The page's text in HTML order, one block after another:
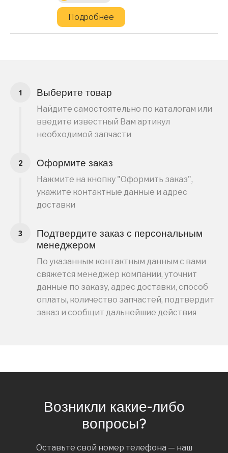
Подробнее
Выберите товар
Найдите самостоятельно по каталогам или
введите известный Вам артикул
необходимой запчасти
Оформите заказ
Нажмите на кнопку "Оформить заказ",
укажите контактные данные и адрес
доставки
Подтвердите заказ с персональным
менеджером
По указанным контактным данным с вами
свяжется менеджер компании, уточнит
данные по заказу, адрес доставки, способ
оплаты, количество запчастей, подтвердит
заказ и сообщит дальнейшие действия
Возникли какие-либо
вопросы?
Оставьте свой номер телефона — наш